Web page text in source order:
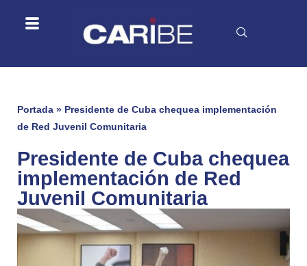
Portada » Presidente de Cuba chequea implementación
de Red Juvenil Comunitaria
Presidente de Cuba chequea
implementación de Red
Juvenil Comunitaria